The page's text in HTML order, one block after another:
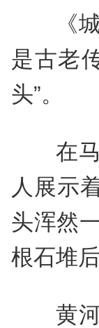
《
是古老
头”。
在
人展示
头浑然
根石堆
黄